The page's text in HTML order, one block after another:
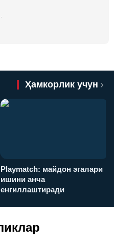
Ҳамкорлик учун
Playmatch: майдон эгалари
ишини анча
енгиллаштиради